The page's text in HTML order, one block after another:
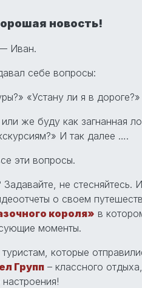
новость!
Иван.
себе вопросы:
«Устану ли я в дороге?»
же буду как загнанная
И так далее ….
эти вопросы.
не стесняйтесь.
о своем
короля» в
моменты.
которые
Групп – классного отдыха,